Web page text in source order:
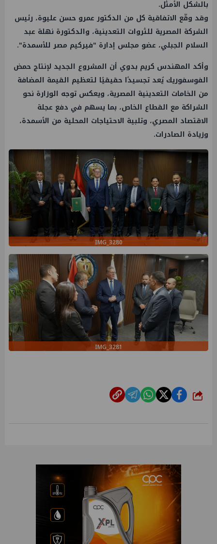
بالشكل الأمثل.
وقد وقّع الاتفاقية كل من الدكتور عمرو حسن عليوة، رئيس
الشركة المصرية للثروات التعدينية، والدكتورة نهلة عبد
السلام الجبلي، عضو مجلس إدارة "فيركيم مصر للأسمدة".
وأكد المهندس كريم بدوي أن المشروع الجديد لإنتاج حمض
الفوسفوريك يُعد تجسيدًا حقيقيًا لتعظيم القيمة المضافة
من الخامات التعدينية المصرية، ويعكس توجه الوزارة نحو
الشراكة مع القطاع الخاص، بما يسهم في دفع عجلة
الاقتصاد المصري، وتلبية الاحتياجات المحلية من الأسمدة،
وزيادة الصادرات.
IMG_3280
IMG_3281
شارك